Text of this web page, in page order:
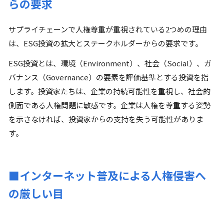
らの要求
サプライチェーンで人権尊重が重視されている2つめの理由
は、ESG投資の拡大とステークホルダーからの要求です。
ESG投資とは、環境（Environment）、社会（Social）、ガ
バナンス（Governance）の要素を評価基準とする投資を指
します。投資家たちは、企業の持続可能性を重視し、社会的
側面である人権問題に敏感です。企業は人権を尊重する姿勢
を示さなければ、投資家からの支持を失う可能性がありま
す。
■インターネット普及による人権侵害へ
の厳しい目